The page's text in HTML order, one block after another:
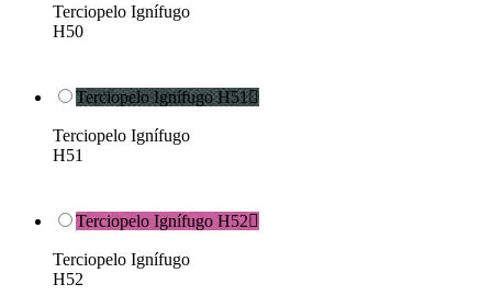
Terciopelo Ignífugo
H50
Terciopelo Ignífugo H51
Terciopelo Ignífugo
H51
Terciopelo Ignífugo H52
Terciopelo Ignífugo
H52